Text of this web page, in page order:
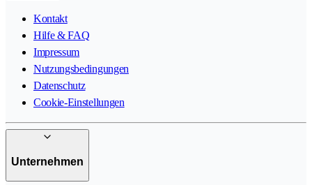
Kontakt
Hilfe & FAQ
Impressum
Nutzungsbedingungen
Datenschutz
Cookie-Einstellungen
Unternehmen